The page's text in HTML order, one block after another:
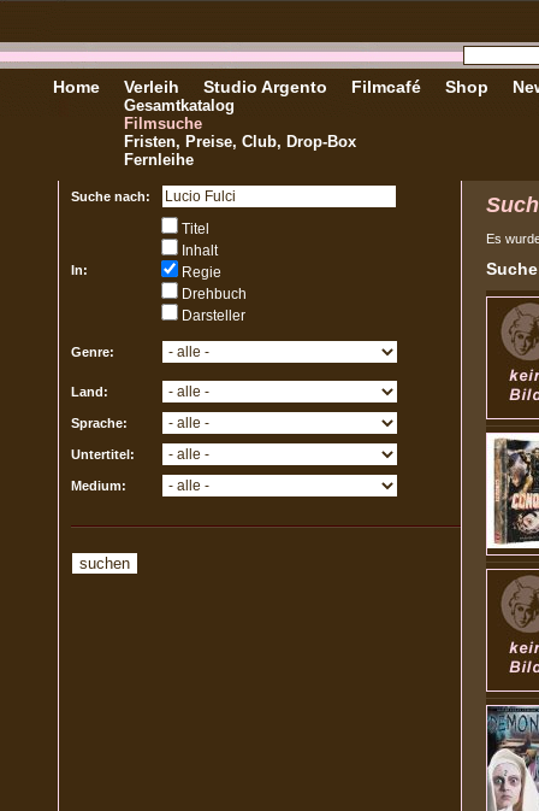
Home Verleih
Gesamtkatalog
Filmsuche
Fristen, Preise, Club, Drop-Box
Fernleihe
Studio Argento Filmcafé Shop
Suche nach:
In:
Titel
Inhalt
Regie
Drehbuch
Darsteller
Genre:
Land:
Sprache:
Untertitel:
Medium:
Es